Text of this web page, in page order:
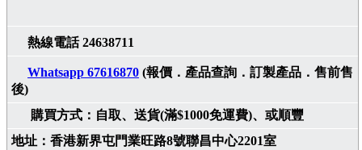
熱線電話 24638711
Whatsapp 67616870 (報價．產品查詢．訂製產品．售前售
後)
購買方式：自取、送貨(滿$1000免運費)、或順豐
地址：香港新界屯門業旺路8號聯昌中心2201室